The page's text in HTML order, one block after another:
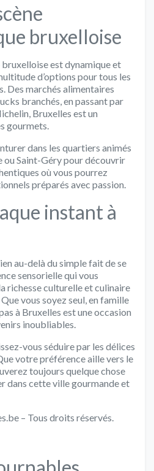
bruxelloise
est dynamique et
d’options pour tous les
Des marchés alimentaires
branchés, en passant par
Bruxelles est un
gourmets.
dans les quartiers animés
ou Saint-Géry pour découvrir
où vous pourrez
préparés avec passion.
instant à
au-delà du simple fait de se
sensorielle qui vous
richesse culturelle et culinaire
vous soyez seul, en famille
à Bruxelles est une occasion
inoubliables.
vous séduire par les délices
votre préférence aille vers le
toujours quelque chose
dans cette ville gourmande et
– Tous droits réservés.